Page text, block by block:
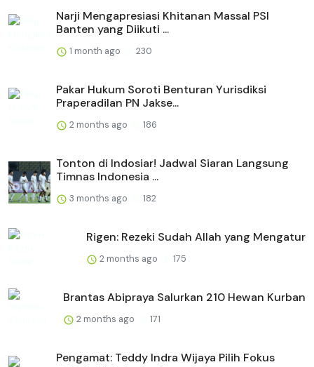
Narji Mengapresiasi Khitanan Massal PSI
Banten yang Diikuti ...
1 month ago 230
Pakar Hukum Soroti Benturan Yurisdiksi
Praperadilan PN Jakse...
2 months ago 186
Tonton di Indosiar! Jadwal Siaran Langsung
Timnas Indonesia ...
3 months ago 182
Rigen: Rezeki Sudah Allah yang Mengatur
2 months ago 175
Brantas Abipraya Salurkan 210 Hewan Kurban
2 months ago 171
Pengamat: Teddy Indra Wijaya Pilih Fokus